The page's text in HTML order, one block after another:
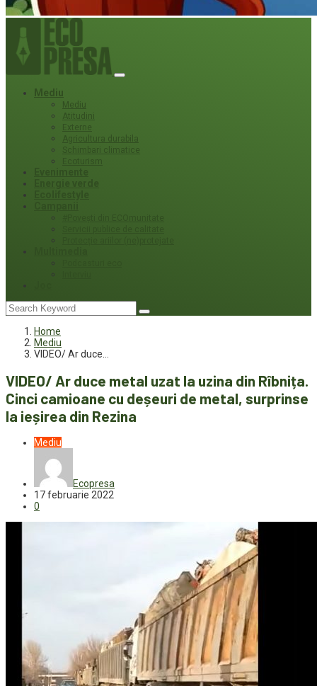
Mediu
Mediu
Atitudini
Externe
Agricultura durabila
Schimbari climatice
Ecoturism
Home
Mediu
VIDEO/ Ar duce…
VIDEO/ Ar duce metal uzat la uzina din Rîbnița.
Cinci camioane cu deșeuri de metal, surprinse
la ieșirea din Rezina
Mediu
Ecopresa
17 februarie 2022
0